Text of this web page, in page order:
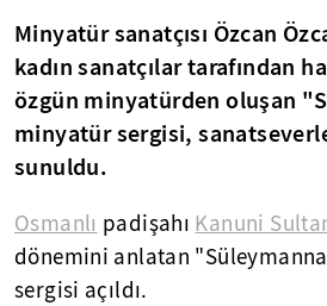
Minyatür sanatçısı Özcan
kadın sanatçılar tarafından
özgün minyatürden oluşan
minyatür sergisi,
sunuldu.
Osmanlı padişahı Kanuni
dönemini anlatan
sergisi açıldı.